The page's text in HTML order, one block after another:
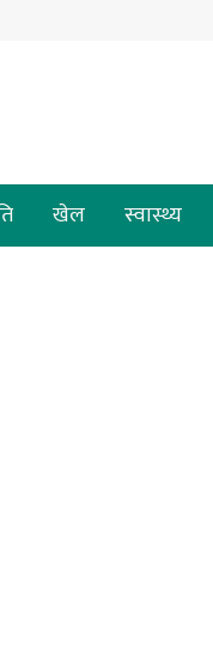
खेल
स्वास्थ्य